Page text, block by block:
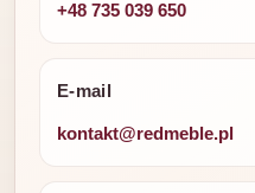
+48 735 039 650
E-mail
kontakt@redmeble.pl